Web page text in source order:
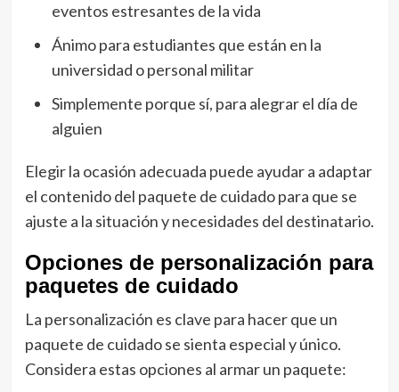
eventos estresantes de la vida
Ánimo para estudiantes que están en la
universidad o personal militar
Simplemente porque sí, para alegrar el día de
alguien
Elegir la ocasión adecuada puede ayudar a adaptar
el contenido del paquete de cuidado para que se
ajuste a la situación y necesidades del destinatario.
Opciones de personalización para
paquetes de cuidado
La personalización es clave para hacer que un
paquete de cuidado se sienta especial y único.
Considera estas opciones al armar un paquete: